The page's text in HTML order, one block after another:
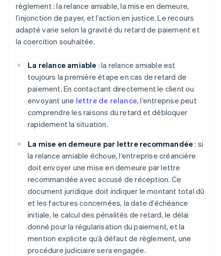
règlement : la relance amiable, la mise en demeure,
l’injonction de payer, et l’action en justice. Le recours
adapté varie selon la gravité du retard de paiement et
la coercition souhaitée.
La relance amiable : la relance amiable est
toujours la première étape en cas de retard de
paiement. En contactant directement le client ou
envoyant une lettre de relance, l’entreprise peut
comprendre les raisons du retard et débloquer
rapidement la situation.
La mise en demeure par lettre recommandée: si
la relance amiable échoue, l’entreprise créancière
doit envoyer une mise en demeure par lettre
recommandée avec accusé de réception. Ce
document juridique doit indiquer le montant total dû
et les factures concernées, la date d’échéance
initiale, le calcul des pénalités de retard, le délai
donné pour la régularisation du paiement, et la
mention explicite qu’à défaut de règlement, une
procédure judiciaire sera engagée.